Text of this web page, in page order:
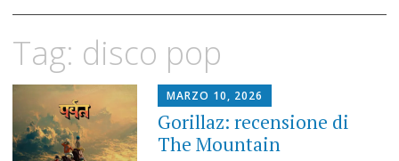
content
Tag: disco pop
MARZO 10, 2026
Gorillaz: recensione di
The Mountain